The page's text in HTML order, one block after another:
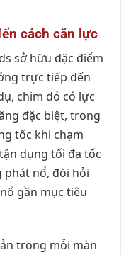
cách căn lực
sở hữu đặc điểm
trực tiếp đến
chim đỏ có lực
đặc biệt, trong
tốc khi chạm
dụng tối đa tốc
phát nổ, đòi hỏi
gần mục tiêu
trong mỗi màn